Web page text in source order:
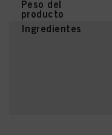
Peso del
producto
Ingredientes